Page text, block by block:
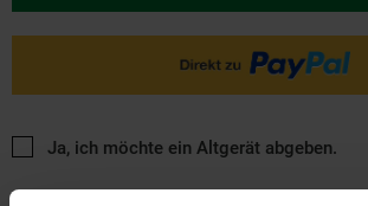
Ja, ich möchte ein Altgerät abgeben.